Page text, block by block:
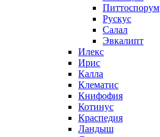
Питтоспорум
Рускус
Салал
Эвкалипт
Илекс
Ирис
Калла
Клематис
Книфофия
Котинус
Краспедия
Ландыш